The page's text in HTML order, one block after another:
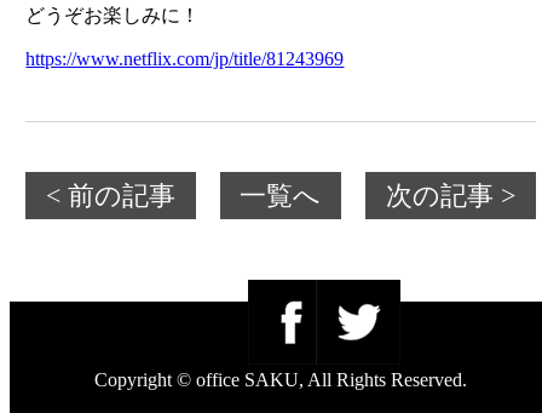
どうぞお楽しみに！
https://www.netflix.com/jp/title/81243969
< 前の記事 次の記事 >
一覧へ
Copyright © office SAKU, All Rights Reserved.